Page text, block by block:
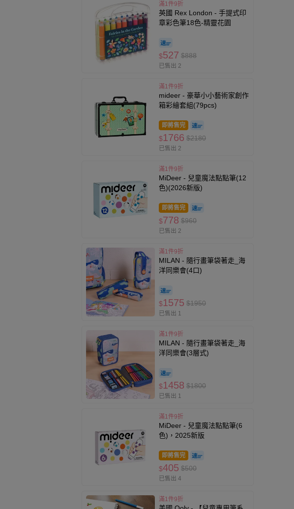
滿1件9折
英國 Rex London - 手提式印
章彩色筆18色-精靈花園
$527 $888
已售出 2
滿1件9折
mideer - 豪華小小藝術家創作
箱彩繪套組(79pcs)
即將售完
$1766 $2180
已售出 2
滿1件9折
MiDeer - 兒童魔法點點筆(12
色)(2026新版)
即將售完
$778 $960
已售出 2
滿1件9折
MILAN - 隨行畫筆袋著走_海
洋同樂會(4口)
$1575 $1950
已售出 1
滿1件9折
MILAN - 隨行畫筆袋著走_海
洋同樂會(3層式)
$1458 $1800
已售出 1
滿1件9折
MiDeer - 兒童魔法點點筆(6
色)，2025新版
即將售完
$405 $500
已售出 4
滿1件9折